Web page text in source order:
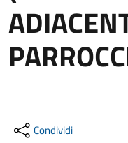
Condividi